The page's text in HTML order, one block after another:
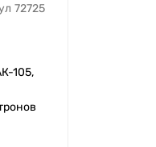
72725
105,